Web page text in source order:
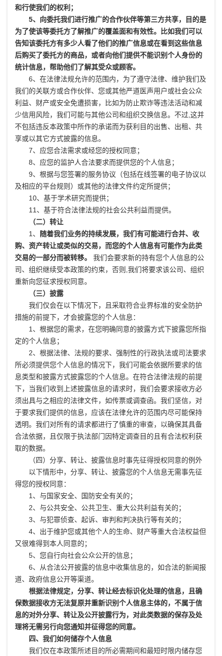
和行使我们的权利；
5、向委托我们进行推广的合作伙伴等第三方共享，目的是
为了使该等委托方了解推广的覆盖面和有效性。比如我们可以
告知该委托方有多少人看了他们的推广信息或在看到这些信息
后购买了委托方的商品，或者向他们提供不能识别个人身份的
统计信息，帮助他们了解其受众或顾客。
6、在法律法规允许的范围内，为了遵守法律、维护我们及
我们的关联方或合作伙伴、您或其他严道医声用户或社会公众
利益、财产或安全免遭损害，比如为防止欺诈等违法活动和减
少信用风险，我们可能与其他公司和组织交换信息。不过,这并
不包括违反本政策中所作的承诺而为获利目的出售、出租、共
享或以其它方式披露的信息。
7、应您合法需求或经您的授权同意；
8、应您的监护人合法要求而提供您的个人信息；
9、根据与您签署的服务协议（包括在线签署的电子协议以
及相应的平台规则）或其他的法律文件约定所提供；
10、基于学术研究而提供；
11、基于符合法律法规的社会公共利益而提供。
（二）转让
1、
随着我们业务的持续发展，我们有可能进行合并、收
购、资产转让或类似的交易，而您的个人信息有可能作为此类
交易的一部分而被转移。
我们会要求新的持有您个人信息的公
司、组织继续受本政策的约束，否则,我们将要求该公司、组织
重新向您征求授权同意。
（三）披露
我们仅会在以下情况下，且采取符合业界标准的安全防护
措施的前提下，才会披露您的个人信息：
1、根据您的需求，在您明确同意的披露方式下披露您所指
定的个人信息；
2、根据法律、法规的要求、强制性的行政执法或司法要求
所必须提供您个人信息的情况下，我们可能会依据所要求的信
息类型和披露方式披露您的个人信息。在符合法律法规的前提
下，当我们收到上述披露信息的请求时，我们会要求接收方必
须出具与之相应的法律文件，如传票或调查函。我们坚信，对
于要求我们提供的信息，应该在法律允许的范围内尽可能保持
透明。我们对所有的请求都进行了慎重的审查，以确保其具备
合法依据，且仅限于执法部门因特定调查目的且有合法权利获
取的数据。
（四）分享、转让、披露信息时事先征得授权同意的例外
以下情形中，分享、转让、披露您的个人信息无需事先征
得您的授权同意：
1、与国家安全、国防安全有关的；
2、与公共安全、公共卫生、重大公共利益有关的；
3、与犯罪侦查、起诉、审判和判决执行等有关的；
4、出于维护您或其他个人的生命、财产等重大合法权益但
又很难得到本人同意的；
5、您自行向社会公众公开的信息；
6、从合法公开披露的信息中收集信息的，如合法的新闻报
道、政府信息公开等渠道。
根据法律规定，分享、转让经去标识化处理的信息，且确
保数据接收方无法复原并重新识别个人信息主体的，不属于信
息的对外分享、转让及公开披露行为，对此类数据的保存及处
理将无需另行向您通知并征得您的同意。
四、我们如何储存个人信息
我们仅在本政策所述目的所必需期间和最短时限内储存您